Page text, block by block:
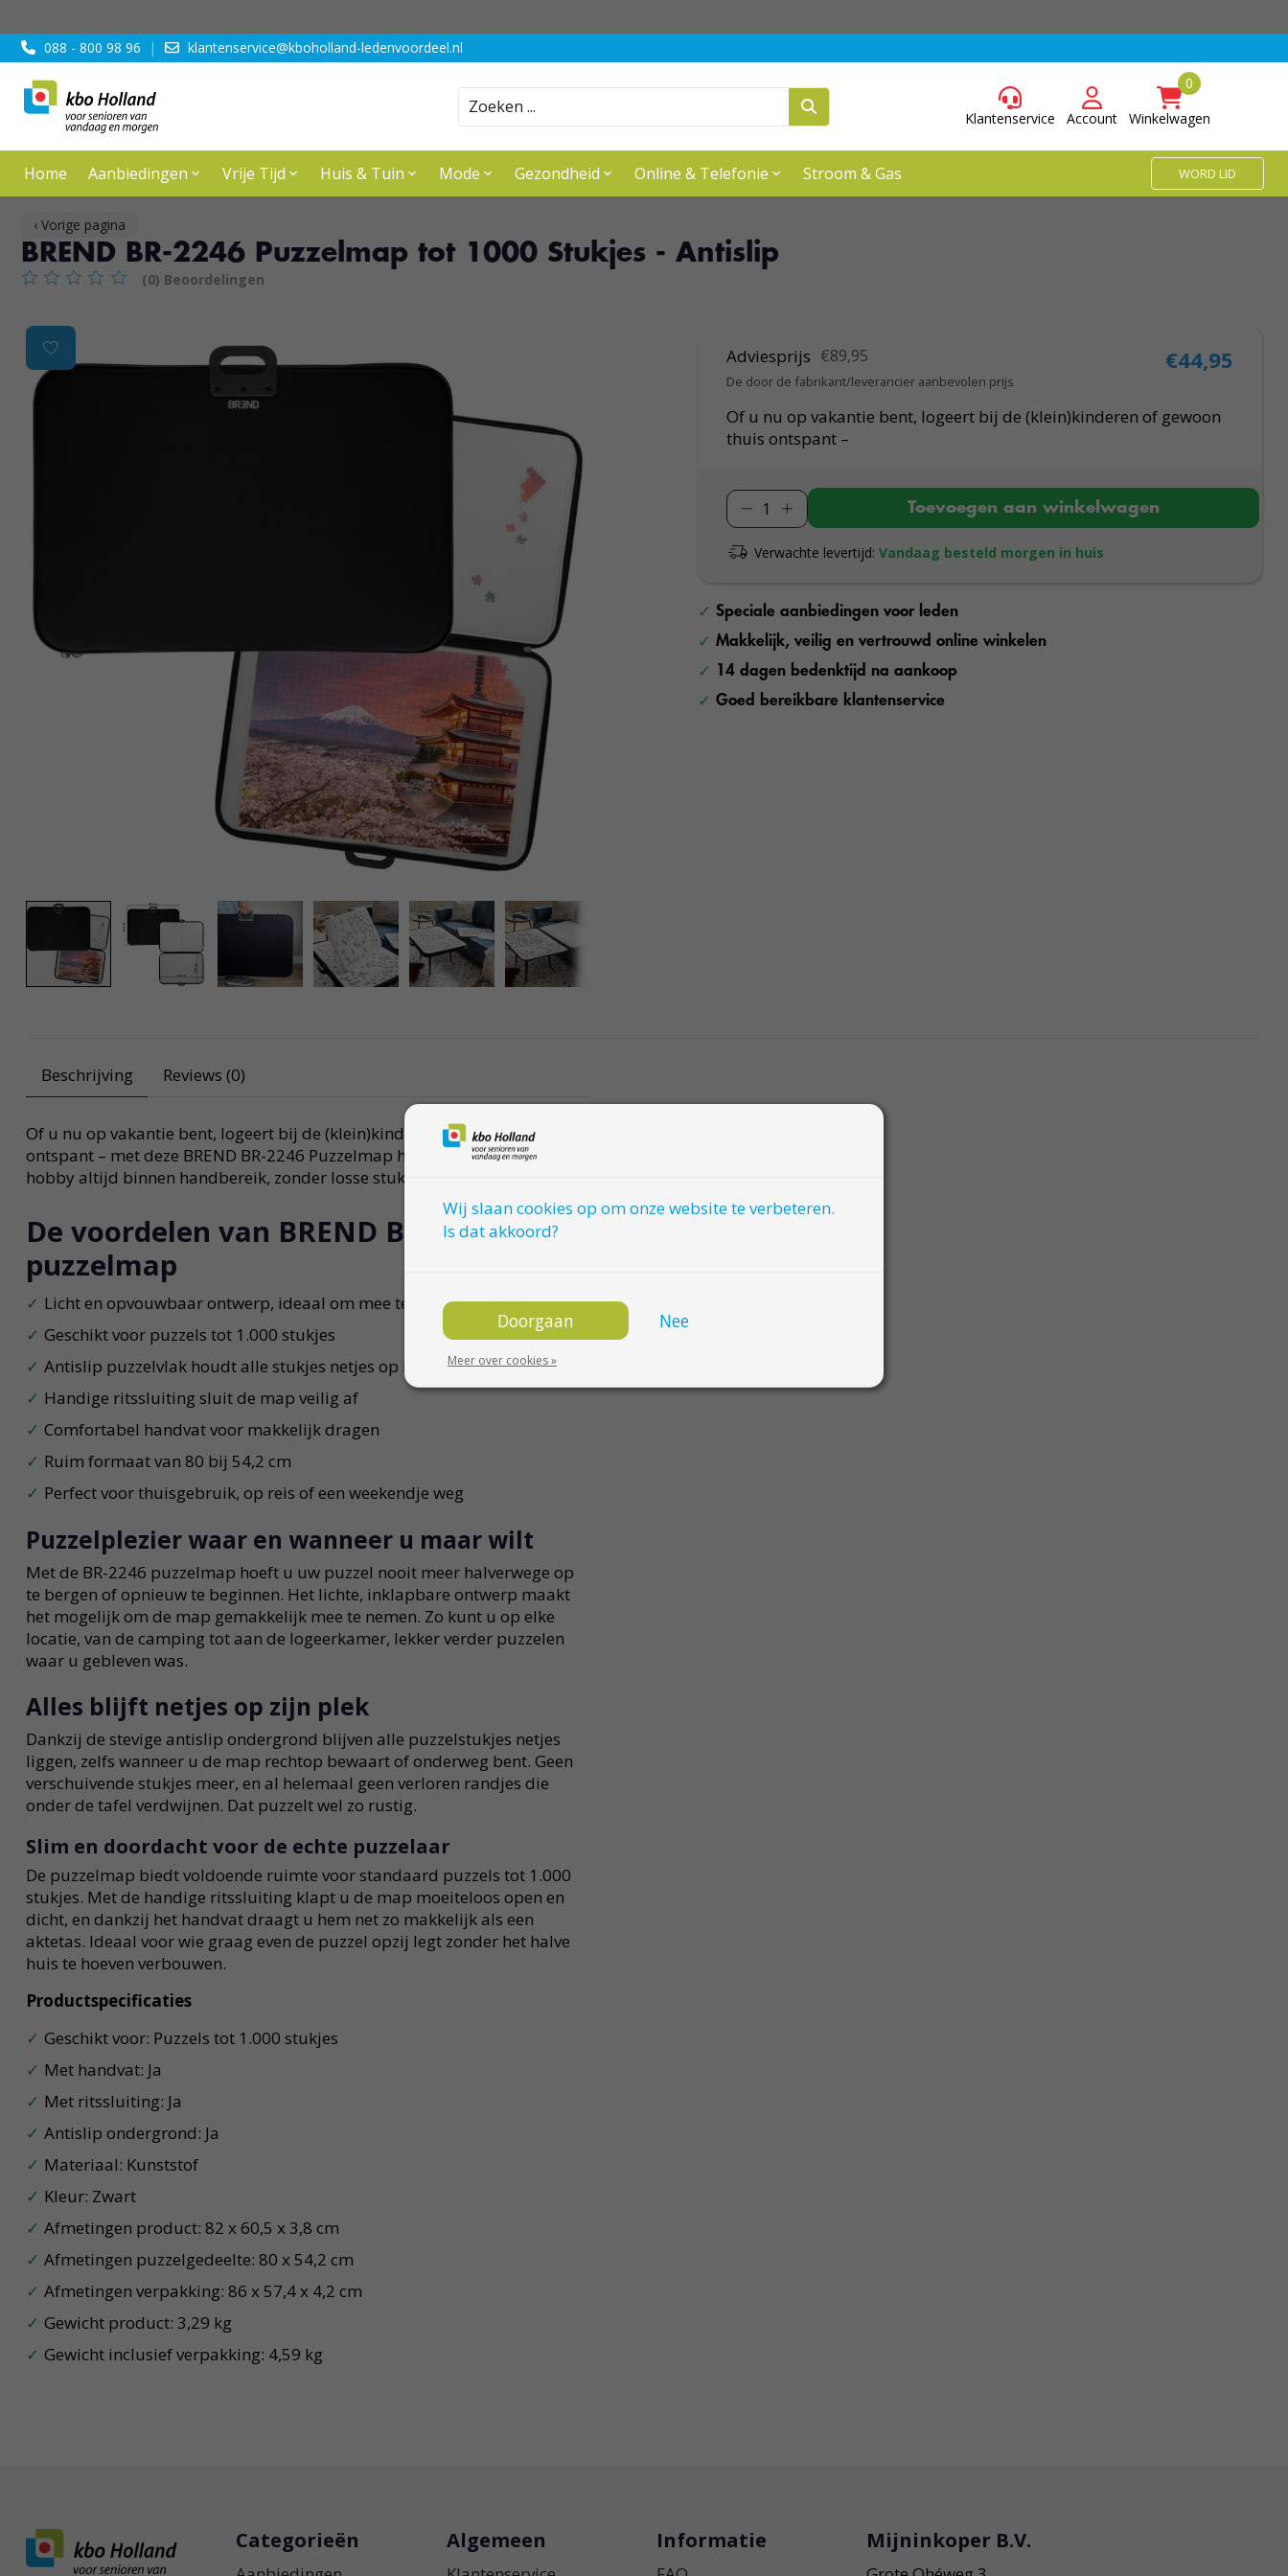
088 - 800 98 96 | klantenservice@kboholland-ledenvoordeel.nl
Zoeken
Klantenservice Account Winkelwagen
Home Aanbiedingen Vrije Tijd Huis & Tuin Mode Gezondheid Online & Telefonie Stroom & Gas WORD LID
‹ Vorige pagina
BREND BR-2246 Puzzelmap tot 1000 Stukjes - Antislip
De beoordeling van dit product is0van de 5
(0) Beoordelingen
Product image slideshow Items
Adviesprijs €89,95
De door de fabrikant/leverancier aanbevolen prijs
€44,95
Of u nu op vakantie bent, logeert bij de (klein)kinderen of gewoon
thuis ontspant –
Toevoegen aan winkelwagen
Verwachte levertijd: Vandaag besteld morgen in huis
Speciale aanbiedingen voor leden
Makkelijk, veilig en vertrouwd online winkelen
14 dagen bedenktijd na aankoop
Goed bereikbare klantenservice
Beschrijving Reviews (0)
Of u nu op vakantie bent, logeert bij de (klein)kinderen of gewoon thuis
ontspant – met deze BREND BR-2246 Puzzelmap heeft u uw favoriete
hobby altijd binnen handbereik, zonder losse stukjes of onhandig gedoe.
De voordelen van BREND BR-2246
puzzelmap
Licht en opvouwbaar ontwerp, ideaal om mee te nemen
Geschikt voor puzzels tot 1.000 stukjes
Antislip puzzelvlak houdt alle stukjes netjes op hun plek
Handige ritssluiting sluit de map veilig af
Comfortabel handvat voor makkelijk dragen
Ruim formaat van 80 bij 54,2 cm
Perfect voor thuisgebruik, op reis of een weekendje weg
Puzzelplezier waar en wanneer u maar wilt
Met de BR-2246 puzzelmap hoeft u uw puzzel nooit meer halverwege op
te bergen of opnieuw te beginnen. Het lichte, inklapbare ontwerp maakt
het mogelijk om de map gemakkelijk mee te nemen. Zo kunt u op elke
locatie, van de camping tot aan de logeerkamer, lekker verder puzzelen
waar u gebleven was.
Alles blijft netjes op zijn plek
Dankzij de stevige antislip ondergrond blijven alle puzzelstukjes netjes
liggen, zelfs wanneer u de map rechtop bewaart of onderweg bent. Geen
verschuivende stukjes meer, en al helemaal geen verloren randjes die
onder de tafel verdwijnen. Dat puzzelt wel zo rustig.
Slim en doordacht voor de echte puzzelaar
De puzzelmap biedt voldoende ruimte voor standaard puzzels tot 1.000
stukjes. Met de handige ritssluiting klapt u de map moeiteloos open en
dicht, en dankzij het handvat draagt u hem net zo makkelijk als een
aktetas. Ideaal voor wie graag even de puzzel opzij legt zonder het halve
huis te hoeven verbouwen.
Productspecificaties
Geschikt voor: Puzzels tot 1.000 stukjes
Met handvat: Ja
Met ritssluiting: Ja
Antislip ondergrond: Ja
Materiaal: Kunststof
Kleur: Zwart
Afmetingen product: 82 x 60,5 x 3,8 cm
Afmetingen puzzelgedeelte: 80 x 54,2 cm
Afmetingen verpakking: 86 x 57,4 x 4,2 cm
Gewicht product: 3,29 kg
Gewicht inclusief verpakking: 4,59 kg
Categorieën Algemeen Informatie Mijninkoper B.V.
Wij slaan cookies op om onze website te verbeteren.
Is dat akkoord?
Doorgaan Nee
Meer over cookies »